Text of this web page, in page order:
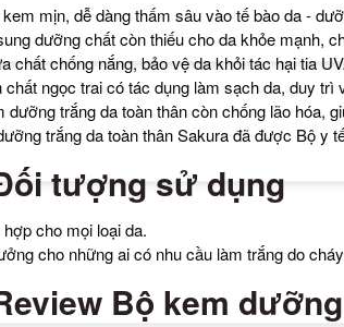
mịn, dễ dàng thấm sâu vào tế bào da -
dưỡng chất còn thiếu cho da khỏe mạnh,
chất chống nắng, bảo vệ da khỏi tác hại tia
chất ngọc trai có tác dụng làm sạch da, duy
dưỡng trắng da toàn thân còn chống lão hóa,
trắng da toàn thân Sakura đã được Bộ y
tượng sử dụng
hợp cho mọi loại da.
cho những ai có nhu cầu làm trắng do
Bộ kem